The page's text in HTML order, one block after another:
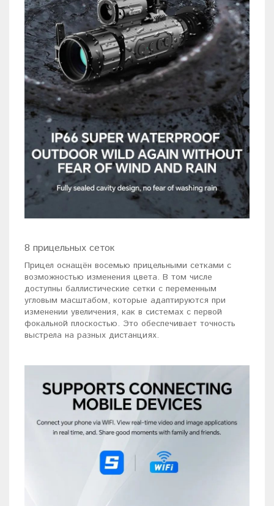
8 прицельных сеток
Прицел оснащён восемью прицельными сетками с
возможностью изменения цвета. В том числе
доступны баллистические сетки с переменным
угловым масштабом, которые адаптируются при
изменении увеличения, как в системах с первой
фокальной плоскостью. Это обеспечивает точность
выстрела на разных дистанциях.